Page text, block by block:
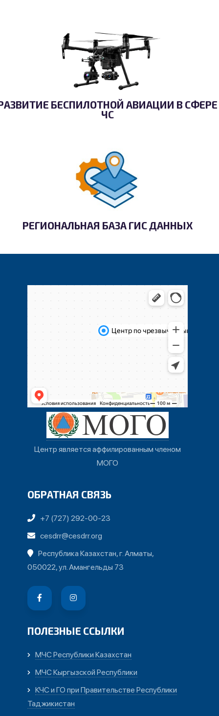
БЕСПИЛОТНОЙ АВИАЦИИ В СФЕРЕ
ЧС
РЕГИОНАЛЬНАЯ БАЗА ГИС ДАННЫХ
Центр является аффилированным членом
МОГО
ОБРАТНАЯ СВЯЗЬ
+7 (727) 292-00-23
cesdrr@cesdrr.org
Республика Казахстан, г. Алматы,
050022, ул. Амангельды 73
ПОЛЕЗНЫЕ ССЫЛКИ
МЧС Республики Казахстан
МЧС Кыргызской Республики
КЧС и ГО при Правительстве Республики
Таджикистан